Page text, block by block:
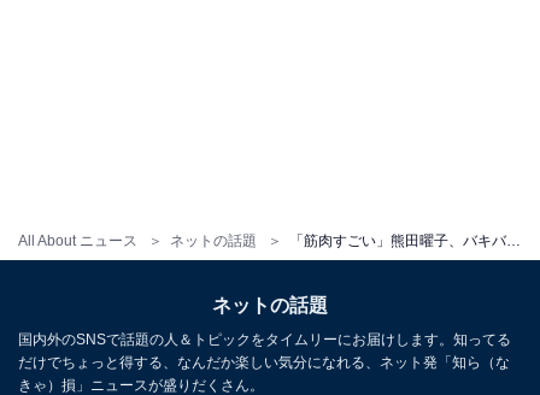
All About ニュース ネットの話題 「筋肉すごい」熊田曜子、バキバキ腹筋の肉体美に絶賛の声！ 「美ボディが素晴らしい」「セクシーすぎる」
ネットの話題
国内外のSNSで話題の人＆トピックをタイムリーにお届けします。知ってる
だけでちょっと得する、なんだか楽しい気分になれる、ネット発「知ら（な
きゃ）損」ニュースが盛りだくさん。